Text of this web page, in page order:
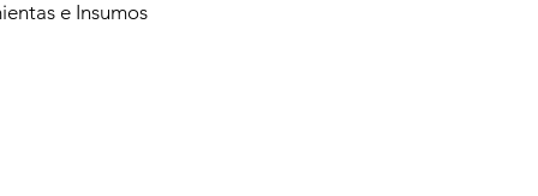
e Insumos